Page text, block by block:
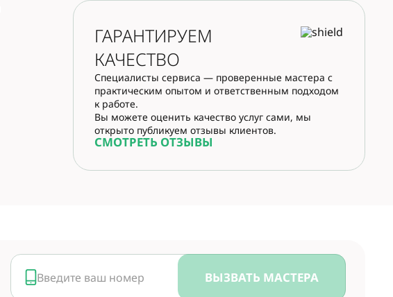
ГАРАНТИРУЕМ
КАЧЕСТВО
Специалисты сервиса — проверенные мастера с
практическим опытом и ответственным подходом
к работе.
Вы можете оценить качество услуг сами, мы
открыто публикуем отзывы клиентов.
СМОТРЕТЬ ОТЗЫВЫ
ВЫЗВАТЬ МАСТЕРА